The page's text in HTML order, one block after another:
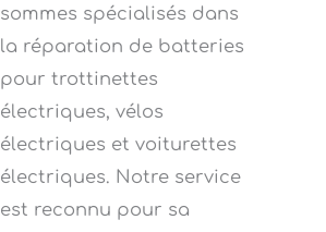
sommes spécialisés dans
la réparation de batteries
pour trottinettes
électriques, vélos
électriques et voiturettes
électriques. Notre service
est reconnu pour sa